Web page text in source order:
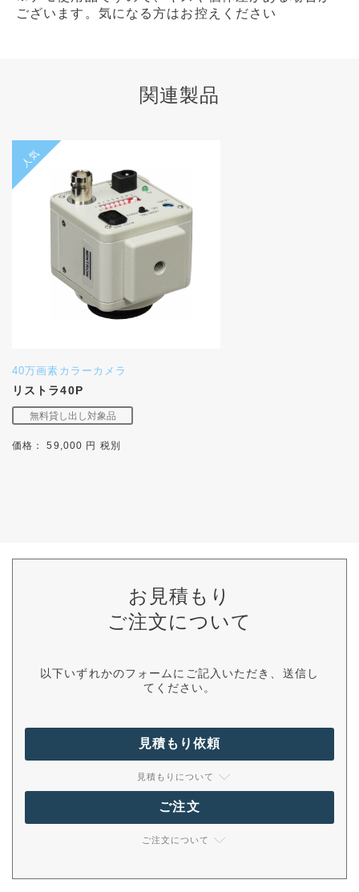
ございます。気になる方はお控えください
関連製品
40万画素カラーカメラ
リストラ40P
価格： 59,000 円 税別
お見積もり
ご注文について
以下いずれかのフォームにご記入いただき、送信し
てください。
見積もり依頼
見積もりについて
ご注文
ご注文について